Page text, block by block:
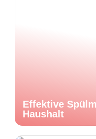
Effektive
Haushalt